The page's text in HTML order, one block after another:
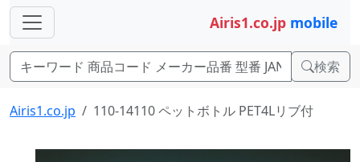
Airis1.co.jp mobile
検索
Airis1.co.jp 110-14110 ペットボトル PET4Lリブ付